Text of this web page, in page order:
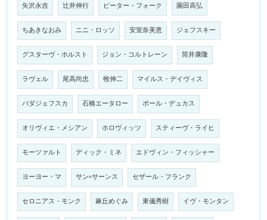
矢沢永吉 辻井伸行 ピーター・フォーク 園田高弘
ちあきなおみ ニニ・ロッソ 安室奈美恵 ジェフスキー
グスターヴ・ホルスト ジョン・コルトレーン 筒井康隆
ラヴェル 尾高尚忠 牧伸二 マイルス・デイヴィス
バダジェフスカ 石橋エータロー ポール・デュカス
オリヴィエ・メシアン ホロヴィッツ スティーヴ・ライヒ
モーツァルト ディック・ミネ エドヴィン・フィッシャー
ヨーヨー・マ サン=サーンス セザール・フランク
セロニアス・モンク 麻丘めぐみ 東儀秀樹 イヴ・モンタン